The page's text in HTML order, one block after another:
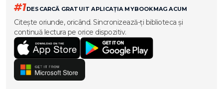
#1DESCARCĂ GRATUIT APLICAȚIA MYBOOKMAG ACUM
Citește oriunde, oricând. Sincronizează-ți biblioteca și
continuă lectura pe orice dispozitiv.